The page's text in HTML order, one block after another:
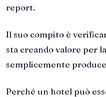
report.
Il suo compito è
sta creando valore per
semplicemente
Perché un hotel può